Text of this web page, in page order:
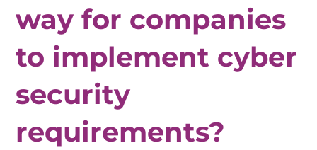
way for companies
to implement cyber
security
requirements?